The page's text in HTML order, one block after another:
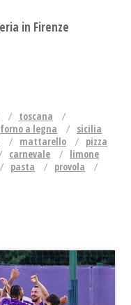
in Firenze
toscana
forno a legna
sicilia
mattarello
pizza
carnevale
limone
pasta
provola